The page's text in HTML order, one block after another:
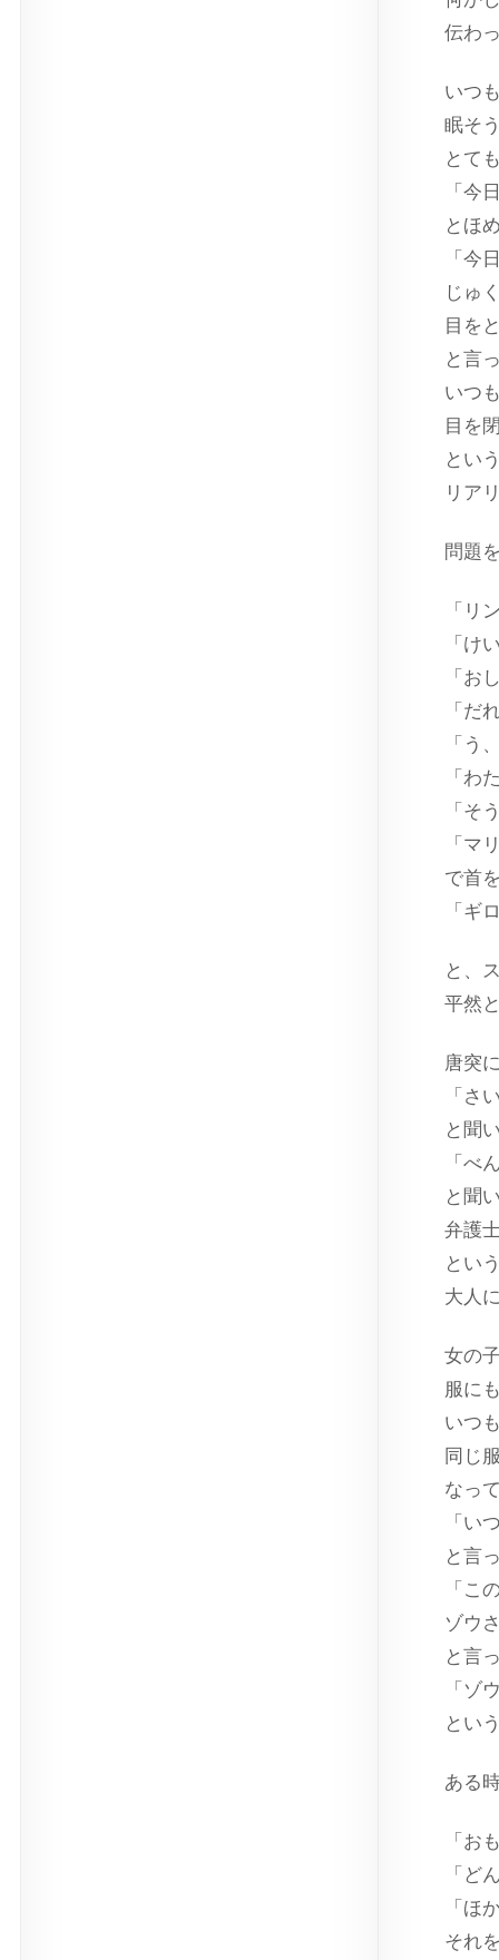
伝わ
いつ
眠そ
とて
「今
とほ
「今
じゅ
目を
と言
いつ
目を
とい
リア
問題
「リ
「け
「お
「だ
「う
「わ
「そ
「マ
で首
「ギ
と、
平然
唐突
「さ
と聞
「べ
と聞
弁護
とい
大人
女の
服に
いつ
同じ
なっ
「い
と言
「こ
ゾウ
と言
「ゾ
とい
ある
「お
「ど
「ほ
それ